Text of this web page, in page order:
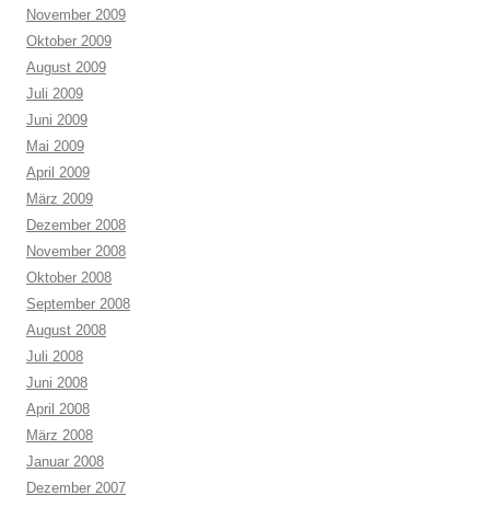
November 2009
Oktober 2009
August 2009
Juli 2009
Juni 2009
Mai 2009
April 2009
März 2009
Dezember 2008
November 2008
Oktober 2008
September 2008
August 2008
Juli 2008
Juni 2008
April 2008
März 2008
Januar 2008
Dezember 2007